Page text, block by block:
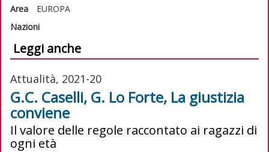
Area
EUROPA
Nazioni
Leggi anche
Attualità, 2021-20
G.C. Caselli, G. Lo Forte, La giustizia
conviene
Il valore delle regole raccontato ai ragazzi di
ogni età